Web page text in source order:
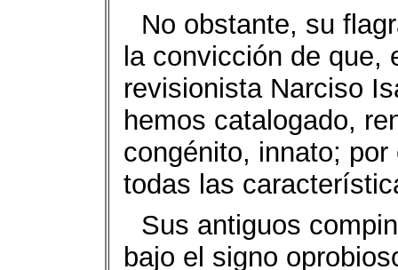
No obstante, su
la convicción de que,
revisionista Narciso
hemos catalogado,
congénito, innato;
todas las
Sus antiguos
bajo el signo